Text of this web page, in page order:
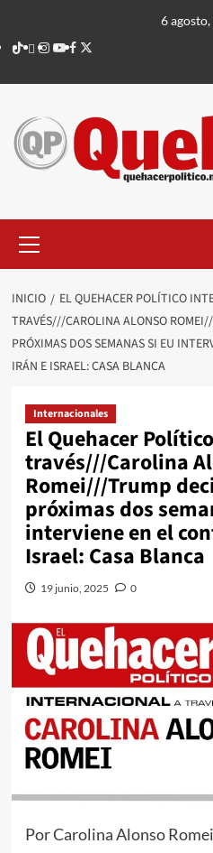
contenido
6
TikTok
threads
Instagram
Youtube
Facebook
X
principal
INICIO
EL QUEHACER POLÍTICO
TRAVÉS///CAROLINA ALONSO
PRÓXIMAS DOS SEMANAS SI EU
IRÁN E ISRAEL: CASA BLANCA
Internacionales
El Quehacer
través///Carolina
Romei///Trump
próximas dos
interviene en el
Israel: Casa Blanca
19 junio, 2025 0
Por Carolina Alonso Romei